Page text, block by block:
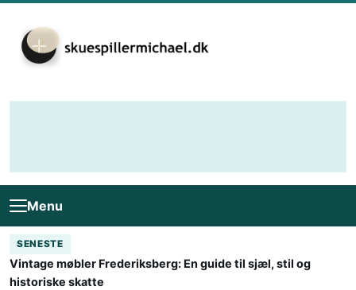
Menu
SENESTE
Vintage møbler Frederiksberg: En guide til sjæl, stil og
historiske skatte